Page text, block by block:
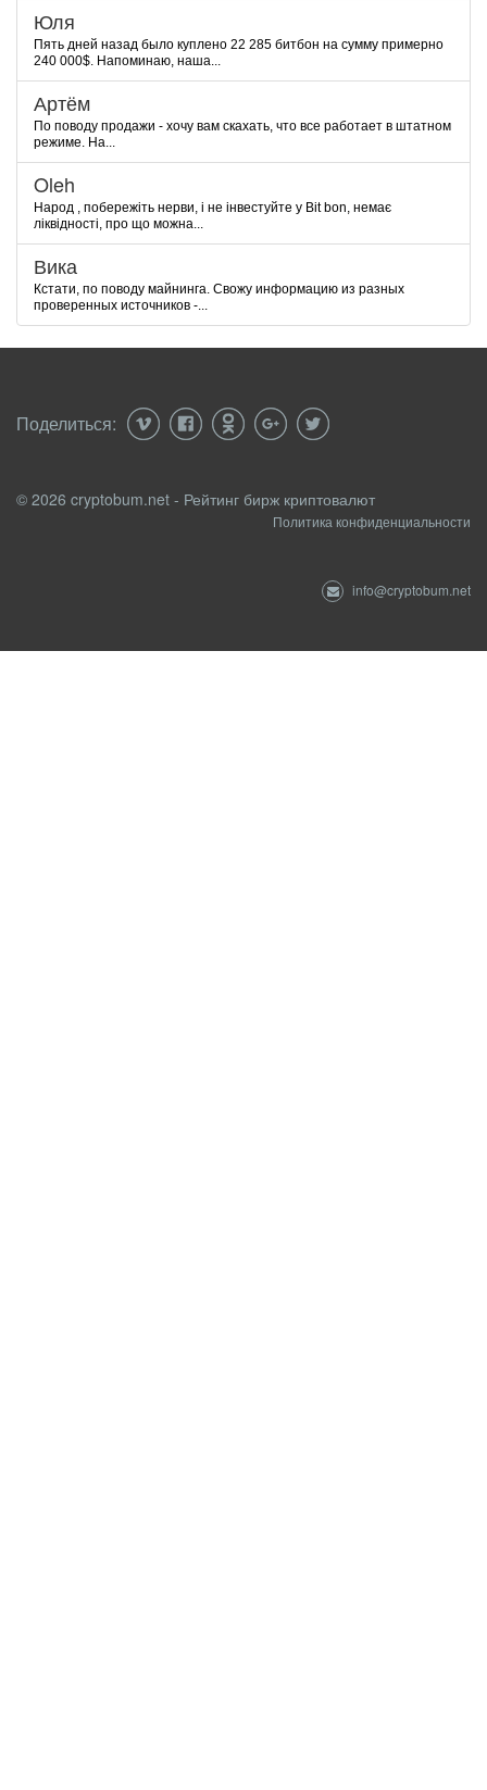
Юля
Пять дней назад было куплено 22 285 битбон на сумму примерно
240 000$. Напоминаю, наша...
Артём
По поводу продажи - хочу вам скахать, что все работает в штатном
режиме. На...
Oleh
Народ , побережіть нерви, і не інвестуйте у Bit bon, немає
ліквідності, про що можна...
Вика
Кстати, по поводу майнинга. Свожу информацию из разных
проверенных источников -...
Поделиться:
© 2026 cryptobum.net - Рейтинг бирж криптовалют
Политика конфиденциальности
info@cryptobum.net